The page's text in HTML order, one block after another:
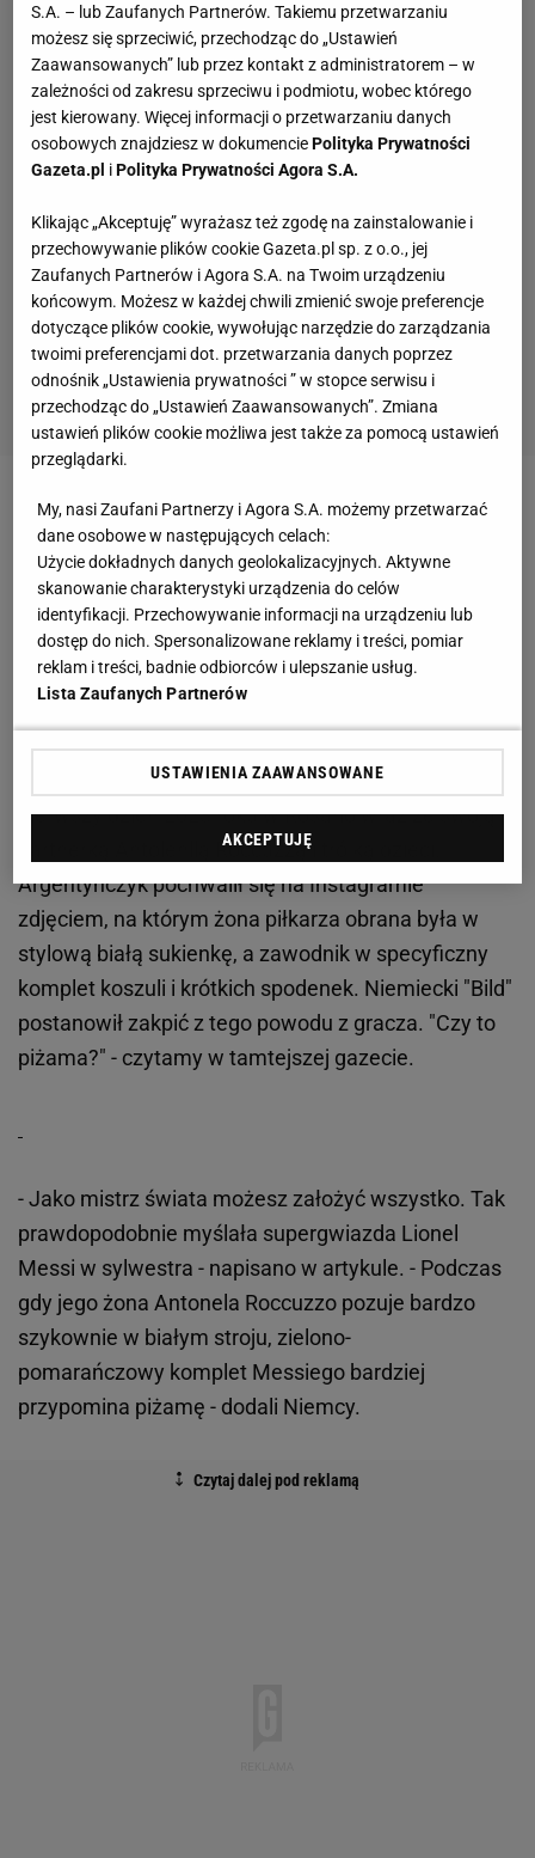
Zobacz wideoPolscy sędziowie finału mundialu
przywitani na lotnisku
Niemcy naśmiewają się ze stroju Leo Messiego
Leo Messi wróci do treningów zPSG3
stycznia, dlatego ominęło go spotkanie z RC Lens, w
którym paryżanie przegrali 1:3,a gola strzelił
Przemysław Frankowski. Mistrz świata świętował
pierwszy dzień 2023 roku w Rosario wraz ze swoją
partnerką Antolenllą Roccuzzą i trójką dzieci.
Argentyńczyk pochwalił się na Instagramie
zdjęciem, na którym żona piłkarza obrana była w
stylową białą sukienkę, a zawodnik w specyficzny
komplet koszuli i krótkich spodenek. Niemiecki "Bild"
postanowił zakpić z tego powodu z gracza. "Czy to
piżama?" - czytamy w tamtejszej gazecie.
- Jako mistrz świata możesz założyć wszystko. Tak
prawdopodobnie myślała supergwiazda Lionel
Messi w sylwestra - napisano w artykule. - Podczas
gdy jego żona Antonela Roccuzzo pozuje bardzo
szykownie w białym stroju, zielono-
pomarańczowy komplet Messiego bardziej
przypomina piżamę - dodali Niemcy.
S.A. – lub Zaufanych Partnerów. Takiemu przetwarzaniu
możesz się sprzeciwić, przechodząc do „Ustawień
Zaawansowanych” lub przez kontakt z administratorem – w
zależności od zakresu sprzeciwu i podmiotu, wobec którego
jest kierowany. Więcej informacji o przetwarzaniu danych
osobowych znajdziesz w dokumenciePolityka Prywatności
Gazeta.pl iPolityka Prywatności Agora S.A.
Klikając „Akceptuję” wyrażasz też zgodę na zainstalowanie i
przechowywanie plików cookie Gazeta.pl sp. z o.o., jej
Zaufanych Partnerów i Agora S.A. na Twoim urządzeniu
końcowym. Możesz w każdej chwili zmienić swoje preferencje
dotyczące plików cookie, wywołując narzędzie do zarządzania
twoimi preferencjami dot. przetwarzania danych poprzez
odnośnik „Ustawienia prywatności ” w stopce serwisu i
przechodząc do „Ustawień Zaawansowanych”. Zmiana
ustawień plików cookie możliwa jest także za pomocą ustawień
przeglądarki.
My, nasi Zaufani Partnerzy i Agora S.A. możemy przetwarzać
dane osobowe w następujących celach:
Użycie dokładnych danych geolokalizacyjnych. Aktywne
skanowanie charakterystyki urządzenia do celów
identyfikacji. Przechowywanie informacji na urządzeniu lub
dostęp do nich. Spersonalizowane reklamy i treści, pomiar
reklam i treści, badnie odbiorców i ulepszanie usług.
Lista Zaufanych Partnerów
USTAWIENIA ZAAWANSOWANE
AKCEPTUJĘ